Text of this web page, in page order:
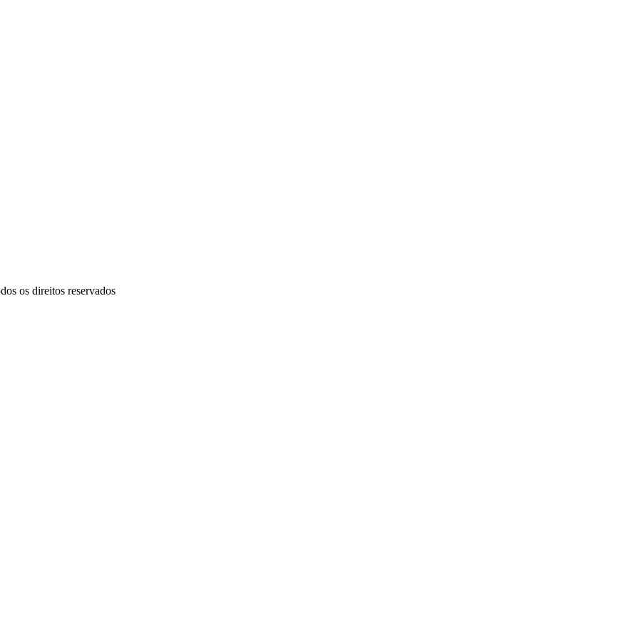
os direitos reservados